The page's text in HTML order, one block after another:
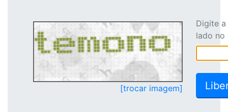
[trocar imagem]
Digite
lado no